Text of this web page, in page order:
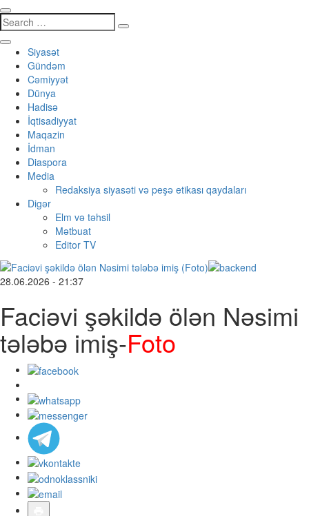
Siyasət
Gündəm
Cəmiyyət
Dünya
Hadisə
İqtisadiyyat
Maqazin
İdman
Diaspora
Media
Redaksiya siyasəti və peşə etikası qaydaları
Digər
Elm və təhsil
Mətbuat
Editor TV
28.06.2026 - 21:37
Faciəvi şəkildə ölən Nəsimi
tələbə imiş-Foto